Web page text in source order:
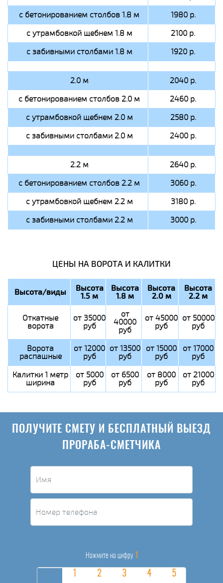
с бетонированием столбов 1.8 м
1980 р.
с утрамбовкой щебнем 1.8 м
2100 р.
с забивными столбами 1.8 м
1920 р.
2.0 м
2040 р.
с бетонированием столбов 2.0 м
2460 р.
с утрамбовкой щебнем 2.0 м
2580 р.
с забивными столбами 2.0 м
2400 р.
2.2 м
2640 р.
с бетонированием столбов 2.2 м
3060 р.
с утрамбовкой щебнем 2.2 м
3180 р.
с забивными столбами 2.2 м
3000 р.
ЦЕНЫ НА ВОРОТА И КАЛИТКИ
Высота/виды Высота
1.5 м
Высота
1.8 м
Высота
2.0 м
Высота
2.2 м
Откатные
ворота
от 35000
руб
от
40000
руб
от 45000
руб
от 50000
руб
Ворота
распашные
от 12000
руб
от 13500
руб
от 15000
руб
от 17000
руб
Калитки 1 метр
ширина
от 5000
руб
от 6500
руб
от 8000
руб
от 21000
руб
ПОЛУЧИТЕ СМЕТУ И БЕСПЛАТНЫЙ ВЫЕЗД
ПРОРАБА-СМЕТЧИКА
Нажмите на цифру 1